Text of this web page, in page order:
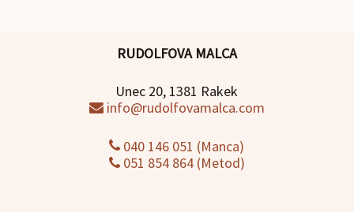
RUDOLFOVA MALCA
Unec 20, 1381 Rakek
info@rudolfovamalca.com
040 146 051 (Manca)
051 854 864 (Metod)